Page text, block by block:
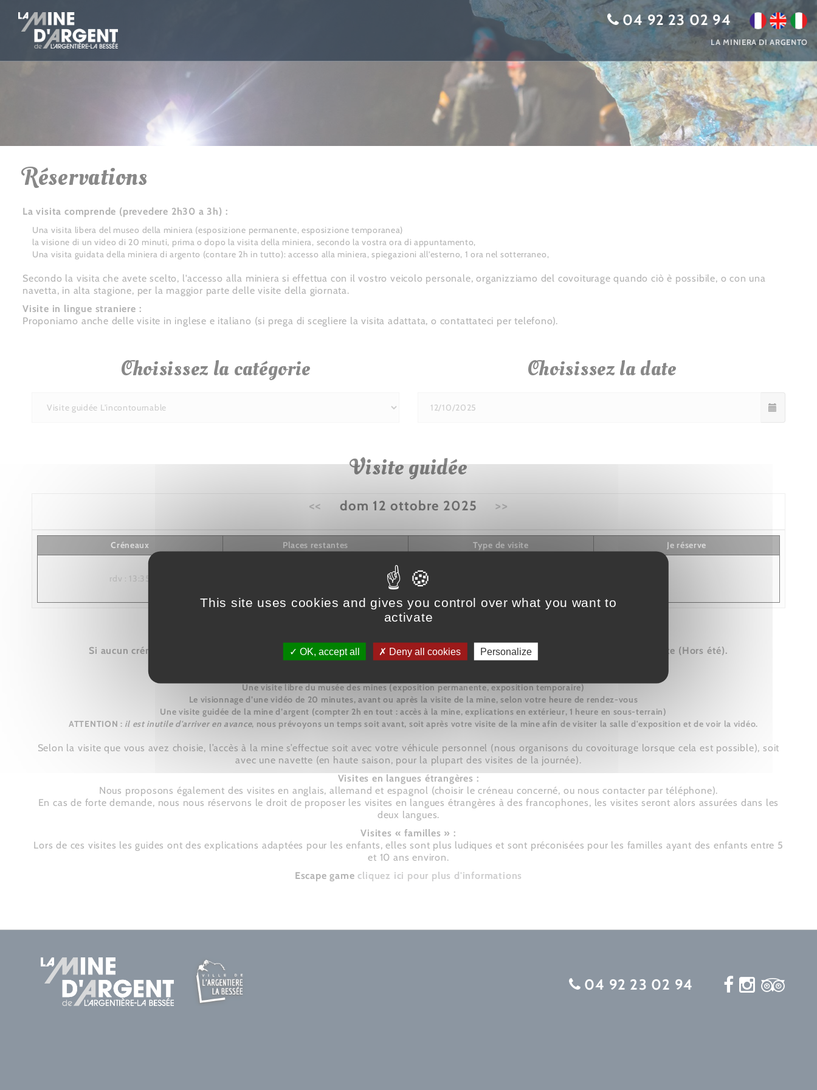
04 92 23 02 94
LA MINIERA DI ARGENTO
Réservations
La visita comprende (prevedere 2h30 a 3h) :
Una visita libera del museo della miniera (esposizione permanente, esposizione temporanea)
la visione di un video di 20 minuti, prima o dopo la visita della miniera, secondo la vostra ora di appuntamento,
Una visita guidata della miniera di argento (contare 2h in tutto): accesso alla miniera, spiegazioni all’esterno, 1 ora nel sotterraneo,
Secondo la visita che avete scelto, l'accesso alla miniera si effettua con il vostro veicolo personale, organizziamo del covoiturage quando ciò è possibile, o con una
navetta, in alta stagione, per la maggior parte delle visite della giornata.
Visite in lingue straniere :
Proponiamo anche delle visite in inglese e italiano (si prega di scegliere la visita adattata, o contattateci per telefono).
Choisissez la catégorie Choisissez la date
Visite guidée
<< dom 12 ottobre 2025>>
Créneaux Places restantes Type de visite Je réserve
rdv : 13:35
Si aucun créneau ne vous convient, contactez-nous au 04 92 23 02 94, nous ferons notre maximum pour organiser une visite (Hors été).
Une visite libre du musée des mines (exposition permanente, exposition temporaire)
Le visionnage d’une vidéo de 20 minutes, avant ou après la visite de la mine, selon votre heure de rendez-vous
Une visite guidée de la mine d’argent (compter 2h en tout : accès à la mine, explications en extérieur, 1 heure en sous-terrain)
ATTENTION : il est inutile d'arriver en avance, nous prévoyons un temps soit avant, soit après votre visite de la mine afin de visiter la salle d'exposition et de voir la vidéo.
Selon la visite que vous avez choisie, l’accès à la mine s’effectue soit avec votre véhicule personnel (nous organisons du covoiturage lorsque cela est possible), soit
avec une navette (en haute saison, pour la plupart des visites de la journée).
Visites en langues étrangères :
Nous proposons également des visites en anglais, allemand et espagnol (choisir le créneau concerné, ou nous contacter par téléphone).
En cas de forte demande, nous nous réservons le droit de proposer les visites en langues étrangères à des francophones, les visites seront alors assurées dans les
deux langues.
Visites « familles » :
Lors de ces visites les guides ont des explications adaptées pour les enfants, elles sont plus ludiques et sont préconisées pour les familles ayant des enfants entre 5
et 10 ans environ.
Escape game cliquez ici pour plus d'informations
04 92 23 02 94
This site uses cookies and gives you control over what you want to
activate
OK, accept all Deny all cookies Personalize